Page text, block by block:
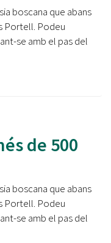
boscana que abans
Portell. Podeu
se amb el pas del
de 500
boscana que abans
Portell. Podeu
se amb el pas del